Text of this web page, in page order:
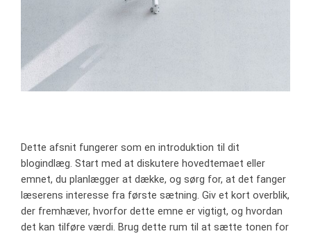
Dette afsnit fungerer som en introduktion til dit
blogindlæg. Start med at diskutere hovedtemaet eller
emnet, du planlægger at dække, og sørg for, at det fanger
læserens interesse fra første sætning. Giv et kort overblik,
der fremhæver, hvorfor dette emne er vigtigt, og hvordan
det kan tilføre værdi. Brug dette rum til at sætte tonen for